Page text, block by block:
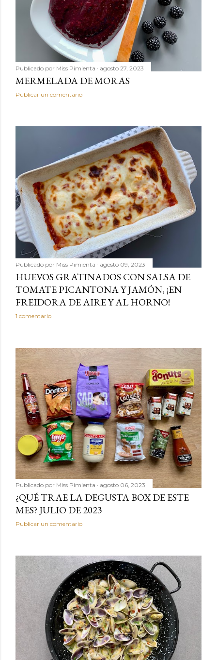
Publicado por Miss Pimienta agosto 27, 2023
MERMELADA DE MORAS
Publicar un comentario
Publicado por Miss Pimienta agosto 09, 2023
HUEVOS GRATINADOS CON SALSA DE
TOMATE PICANTONA Y JAMÓN, ¡EN
FREIDORA DE AIRE Y AL HORNO!
1 comentario
Publicado por Miss Pimienta agosto 06, 2023
¿QUÉ TRAE LA DEGUSTA BOX DE ESTE
MES? JULIO DE 2023
Publicar un comentario